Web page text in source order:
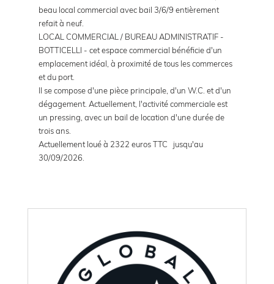
beau local commercial avec bail 3/6/9 entièrement
refait à neuf.
LOCAL COMMERCIAL / BUREAU ADMINISTRATIF -
BOTTICELLI - cet espace commercial bénéficie d'un
emplacement idéal, à proximité de tous les commerces
et du port.
Il se compose d'une pièce principale, d'un W.C. et d'un
dégagement. Actuellement, l'activité commerciale est
un pressing, avec un bail de location d'une durée de
trois ans.
Actuellement loué à 2322 euros TTC jusqu'au
30/09/2026.